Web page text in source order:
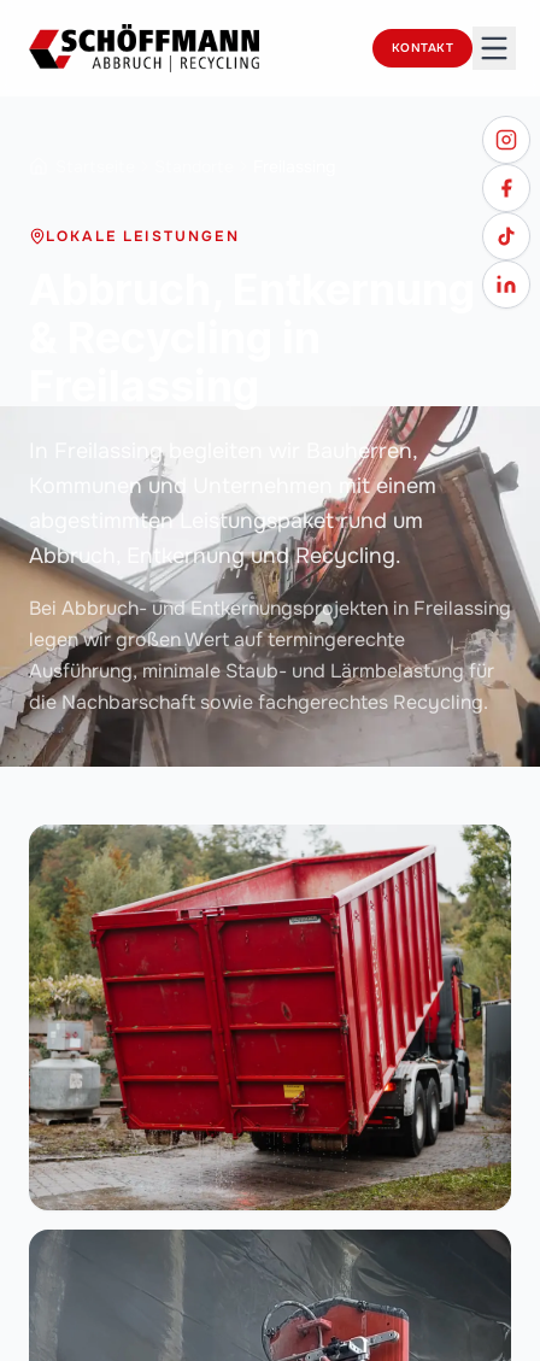
KONTAKT
LOKALE LEISTUNGEN
In Freilassing begleiten wir Bauherren,
Kommunen und Unternehmen mit einem
abgestimmten Leistungspaket rund um
Abbruch, Entkernung und Recycling.
Bei Abbruch- und Entkernungsprojekten in Freilassing
legen wir großen Wert auf termingerechte
Ausführung, minimale Staub- und Lärmbelastung für
die Nachbarschaft sowie fachgerechtes Recycling.